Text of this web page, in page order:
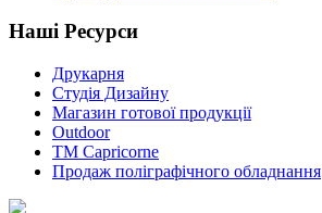
Наші Ресурси
Друкарня
Студія Дизайну
Магазин готової продукції
Outdoor
TM Capricorne
Продаж поліграфічного обладнання